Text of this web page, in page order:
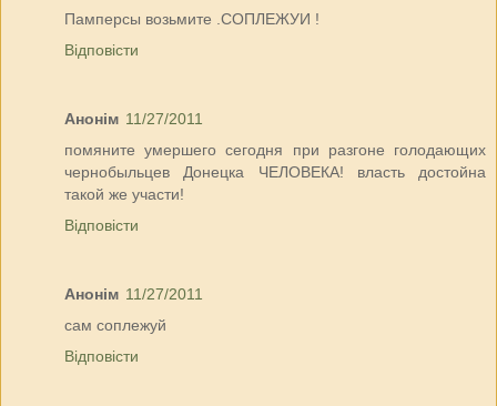
Памперсы возьмите .СОПЛЕЖУИ !
Відповісти
Анонім 11/27/2011
помяните умершего сегодня при разгоне голодающих
чернобыльцев Донецка ЧЕЛОВЕКА! власть достойна
такой же участи!
Відповісти
Анонім 11/27/2011
сам соплежуй
Відповісти